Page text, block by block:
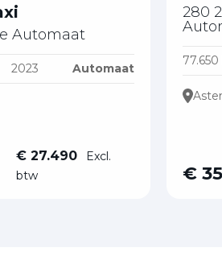
Automaat
2023 Automaat
€ 27.490
Excl.
btw
280
€